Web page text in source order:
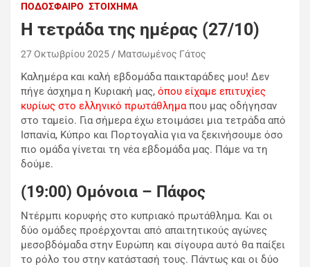
ΠΟΔΌΣΦΑΙΡΟ ΣΤΟΊΧΗΜΑ
H τετράδα της ημέρας (27/10)
27 Οκτωβρίου 2025 Ματσωμένος Γάτος
Καλημέρα και καλή εβδομάδα παικταράδες μου! Δεν
πήγε άσχημα η Κυριακή μας, όπου είχαμε επιτυχίες
κυρίως στο ελληνικό πρωτάθλημαπου μας οδήγησαν
στο ταμείο. Για σήμερα έχω ετοιμάσει μια τετράδα από
Ισπανία, Κύπρο και Πορτογαλία για να ξεκινήσουμε όσο
πιο ομάδα γίνεται τη νέα εβδομάδα μας. Πάμε να τη
δούμε.
(19:00) Ομόνοια – Πάφος
Ντέρμπι κορυφής στο κυπριακό πρωτάθλημα. Και οι
δύο ομάδες προέρχονται από απαιτητικούς αγώνες
μεσοβδόμαδα στην Ευρώπη και σίγουρα αυτό θα παίξει
το ρόλο του στην κατάστασή τους. Πάντως και οι δύο